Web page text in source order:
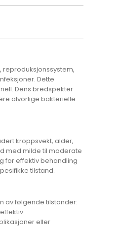
reproduksjonssystem,
Dette
Dens bredspekter
alvorlige bakterielle
kroppsvekt, alder,
med milde til moderate
for effektiv behandling
tilstand.
av følgende tilstander:
eller